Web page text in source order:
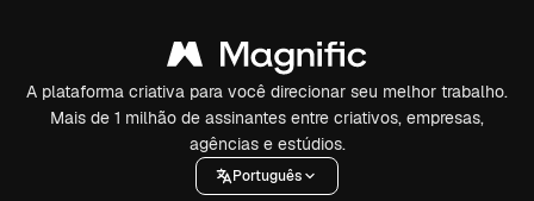
A plataforma criativa para você direcionar seu melhor trabalho.
Mais de 1 milhão de assinantes entre criativos, empresas,
agências e estúdios.
Português